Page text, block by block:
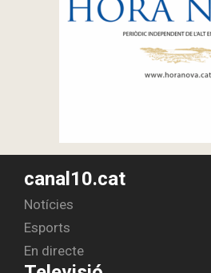
canal10.cat
Notícies
Esports
En directe